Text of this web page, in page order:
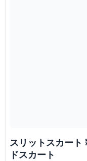
スリットスカート
ドスカート